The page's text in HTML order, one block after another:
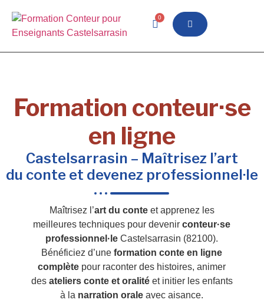
0
Formation conteur·se
en ligne
Castelsarrasin – Maîtrisez l’art
du conte et devenez professionnel·le
Maîtrisez l’art du conteet apprenez les
meilleures techniques pour devenirconteur·se
professionnel·le Castelsarrasin (82100).
Bénéficiez d’uneformation conte en ligne
complète pour raconter des histoires, animer
des ateliers conte et oralitéet initier les enfants
à la narration orale avec aisance.